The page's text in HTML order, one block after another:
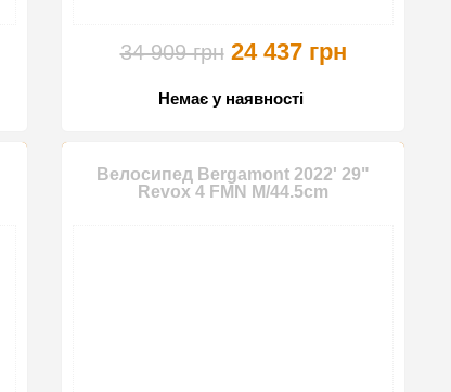
34 909 грн 24 437 грн
Немає у наявності
Велосипед Bergamont 2022' 29"
Revox 4 FMN M/44.5cm